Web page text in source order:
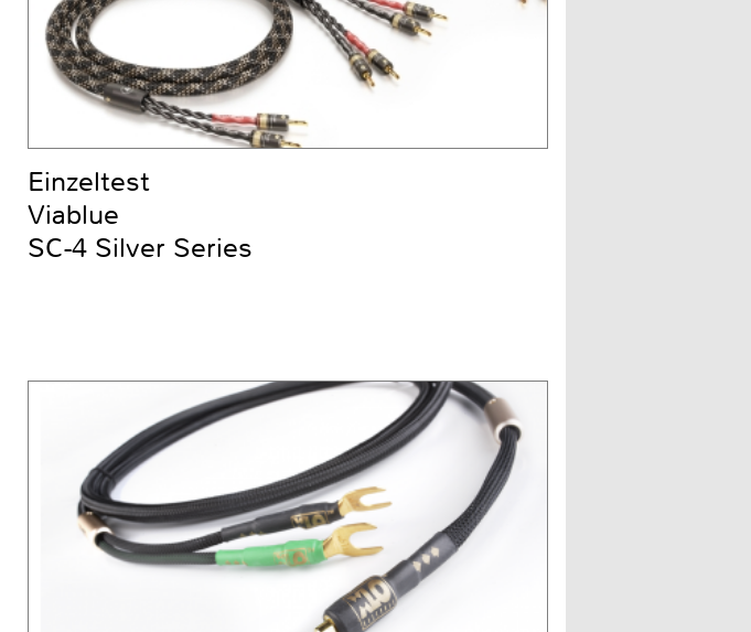
Einzeltest
Viablue
SC-4 Silver Series